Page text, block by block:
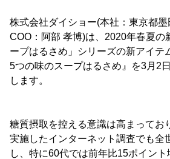
株式会社ダイショー(本社：東京都
COO：阿部 孝博)は、2020年春夏の
ープはるさめ」シリーズの新アイテ
5つの味のスープはるさめ』を3月2
します。
糖質摂取を控える意識は高まってお
実施したインターネット調査でも全
し、特に60代では前年比15ポイン